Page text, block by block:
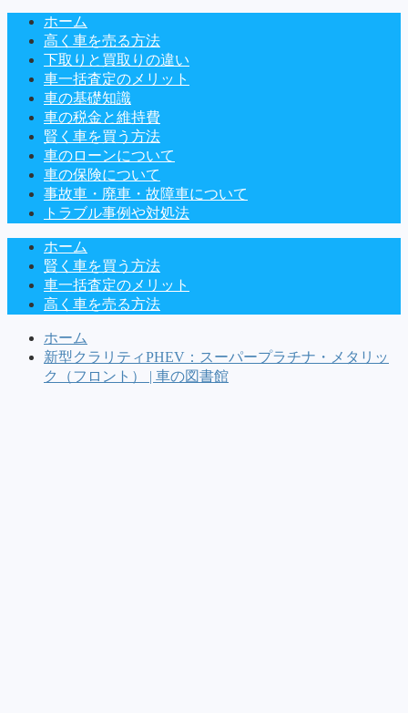
ホーム
高く車を売る方法
下取りと買取りの違い
車一括査定のメリット
車の基礎知識
車の税金と維持費
賢く車を買う方法
車のローンについて
車の保険について
事故車・廃車・故障車について
トラブル事例や対処法
ホーム
賢く車を買う方法
車一括査定のメリット
高く車を売る方法
ホーム
新型クラリティPHEV：スーパープラチナ・メタリッ
ク（フロント） | 車の図書館